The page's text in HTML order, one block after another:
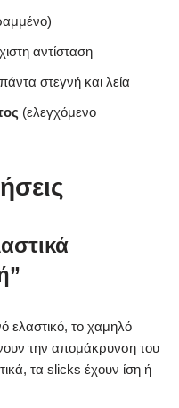
αντίσταση
στεγνή και λεία
(ελεγχόμενο
ελαστικό, το χαμηλό
την απομάκρυνση του
τα slicks έχουν ίση ή